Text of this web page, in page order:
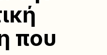
που